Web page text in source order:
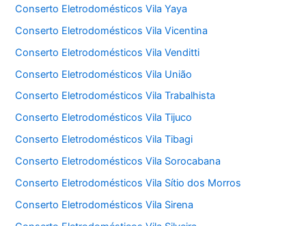
Conserto Eletrodomésticos Vila Yaya
Conserto Eletrodomésticos Vila Vicentina
Conserto Eletrodomésticos Vila Venditti
Conserto Eletrodomésticos Vila União
Conserto Eletrodomésticos Vila Trabalhista
Conserto Eletrodomésticos Vila Tijuco
Conserto Eletrodomésticos Vila Tibagi
Conserto Eletrodomésticos Vila Sorocabana
Conserto Eletrodomésticos Vila Sítio dos Morros
Conserto Eletrodomésticos Vila Sirena